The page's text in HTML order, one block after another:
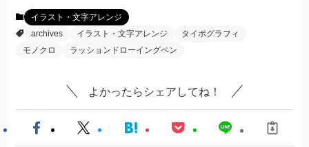
イラスト・文字アレンジ
archives
イラスト・文字アレンジ
タイポグラフィ
モノクロ
ラッションドローイングペン
よかったらシェアしてね！